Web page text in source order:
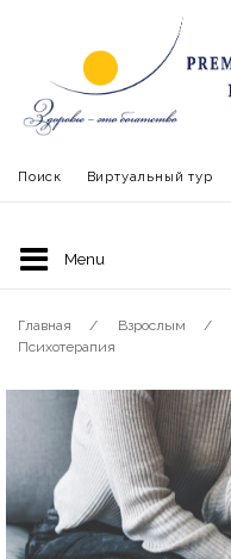
Поиск Виртуальный тур
Главная Взрослым
Психотерапия